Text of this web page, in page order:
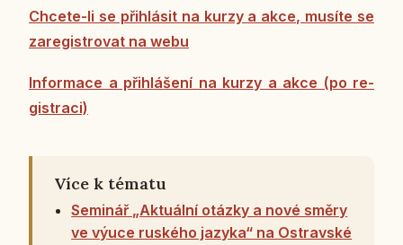
Chcete-li se při­hlá­sit na kurzy a akce, musíte se
za­re­gis­tro­vat na webu
In­for­ma­ce a při­hlá­še­ní na kurzy a akce (po re­
gis­tra­ci)
Více k tématu
Seminář „Aktuální otázky a nové směry
ve výuce ruského jazyka“ na Ostravské